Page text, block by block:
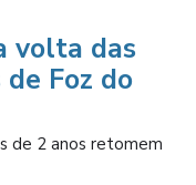
volta das
Foz do
de 2 anos retomem